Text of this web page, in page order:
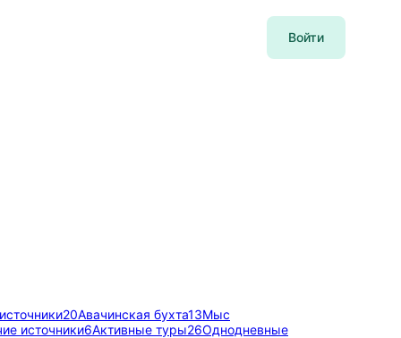
Войти
20Авачинская бухта13Мыс
источники6Активные туры26Однодневные